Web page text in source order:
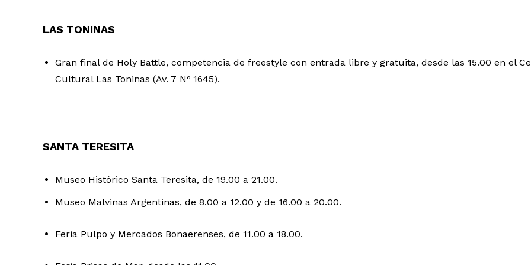
LAS TONINAS
Gran final de Holy Battle, competencia de freestyle con entrada libre y gratuita, desde las 15.00 en el
Cultural Las Toninas (Av. 7 Nº 1645).
SANTA TERESITA
Museo Histórico Santa Teresita, de 19.00 a 21.00.
Museo Malvinas Argentinas, de 8.00 a 12.00 y de 16.00 a 20.00.
Feria Pulpo y Mercados Bonaerenses, de 11.00 a 18.00.